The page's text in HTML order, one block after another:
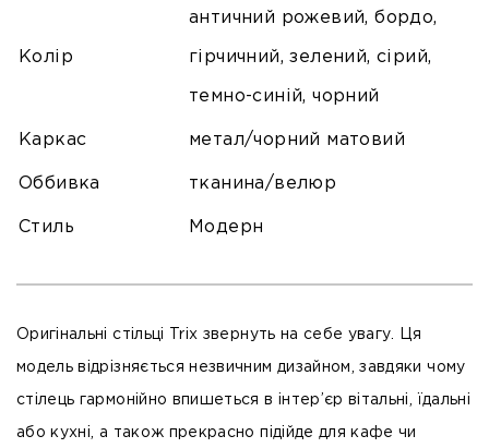
Колір
античний рожевий, бордо,
гірчичний, зелений, сірий,
темно-синій, чорний
Каркас метал/чорний матовий
Оббивка тканина/велюр
Стиль Модерн
Оригінальні стільці Trix звернуть на себе увагу. Ця
модель відрізняється незвичним дизайном, завдяки чому
стілець гармонійно впишеться в інтер’єр вітальні, їдальні
або кухні, а також прекрасно підійде для кафе чи